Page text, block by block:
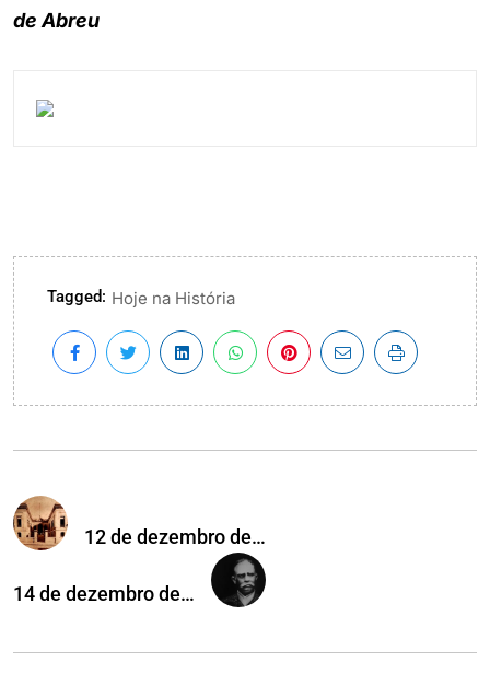
de Abreu
Tagged: Hoje na História
12 de dezembro de…
14 de dezembro de…